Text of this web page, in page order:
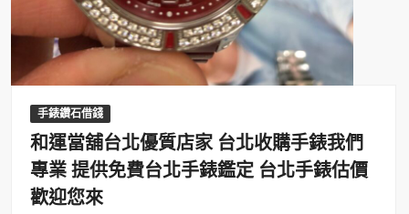
手錶鑽石借錢
和運當舖台北優質店家 台北收購手錶我們
專業 提供免費台北手錶鑑定 台北手錶估價
歡迎您來